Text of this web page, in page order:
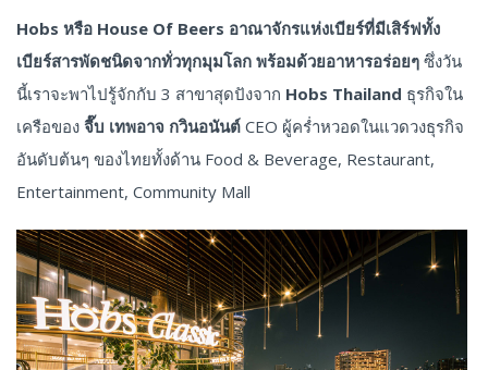
Hobs หรือ House Of Beers อาณาจักรแห่งเบียร์ที่มีเสิร์ฟทั้ง
เบียร์สารพัดชนิดจากทั่วทุกมุมโลก พร้อมด้วยอาหารอร่อยๆ ซึ่งวัน
นี้เราจะพาไปรู้จักกับ 3 สาขาสุดปังจาก Hobs Thailand ธุรกิจใน
เครือของ จี๊บ เทพอาจ กวินอนันต์ CEO ผู้คร่ำหวอดในแวดวงธุรกิจ
อันดับต้นๆ ของไทยทั้งด้าน Food & Beverage, Restaurant,
Entertainment, Community Mall